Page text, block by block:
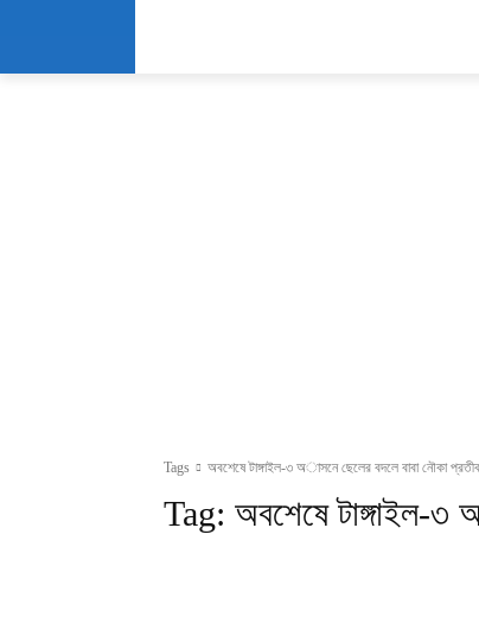
Tags অবশেষে টাঙ্গাইল-৩ অাসনে ছেলের বদলে বাবা নৌকা
Tag: অবশেষে টাঙ্গাইল-৩